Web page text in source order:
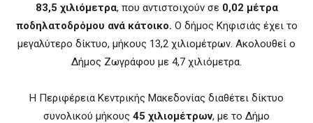
83,5 χιλιόμετρα, που αντιστοιχούν σε 0,02 μέτρα
ποδηλατοδρόμου ανά κάτοικο. Ο δήμος Κηφισιάς έχει το
μεγαλύτερο δίκτυο, μήκους 13,2 χιλιομέτρων. Ακολουθεί ο
Δήμος Ζωγράφου με 4,7 χιλιόμετρα.
Η Περιφέρεια Κεντρικής Μακεδονίας διαθέτει δίκτυο
συνολικού μήκους 45 χιλιομέτρων, με το Δήμο